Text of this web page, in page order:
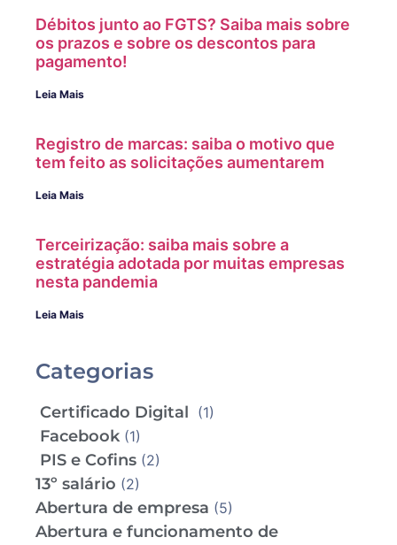
Débitos junto ao FGTS? Saiba mais sobre
os prazos e sobre os descontos para
pagamento!
Leia Mais
Registro de marcas: saiba o motivo que
tem feito as solicitações aumentarem
Leia Mais
Terceirização: saiba mais sobre a
estratégia adotada por muitas empresas
nesta pandemia
Leia Mais
Categorias
Certificado Digital (1)
Facebook(1)
PIS e Cofins (2)
13º salário (2)
Abertura de empresa (5)
Abertura e funcionamento de